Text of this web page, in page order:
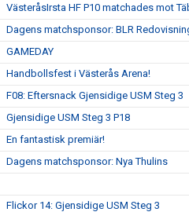
VästeråsIrsta HF P10 matchades mot
Dagens matchsponsor: BLR
GAMEDAY
Handbollsfest i Västerås Arena!
F08: Eftersnack Gjensidige USM Steg 3
Gjensidige USM Steg 3 P18
En fantastisk premiär!
Dagens matchsponsor: Nya Thulins
Flickor 14: Gjensidige USM Steg 3